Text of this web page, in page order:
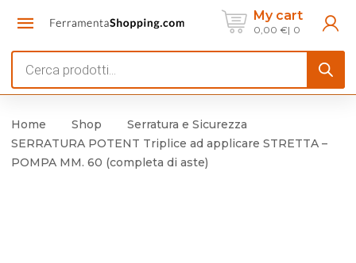
My cart
0,00 € 0
search
Home Shop
Serratura e Sicurezza
SERRATURA POTENT Triplice ad applicare STRETTA –
POMPA MM. 60 (completa di aste)